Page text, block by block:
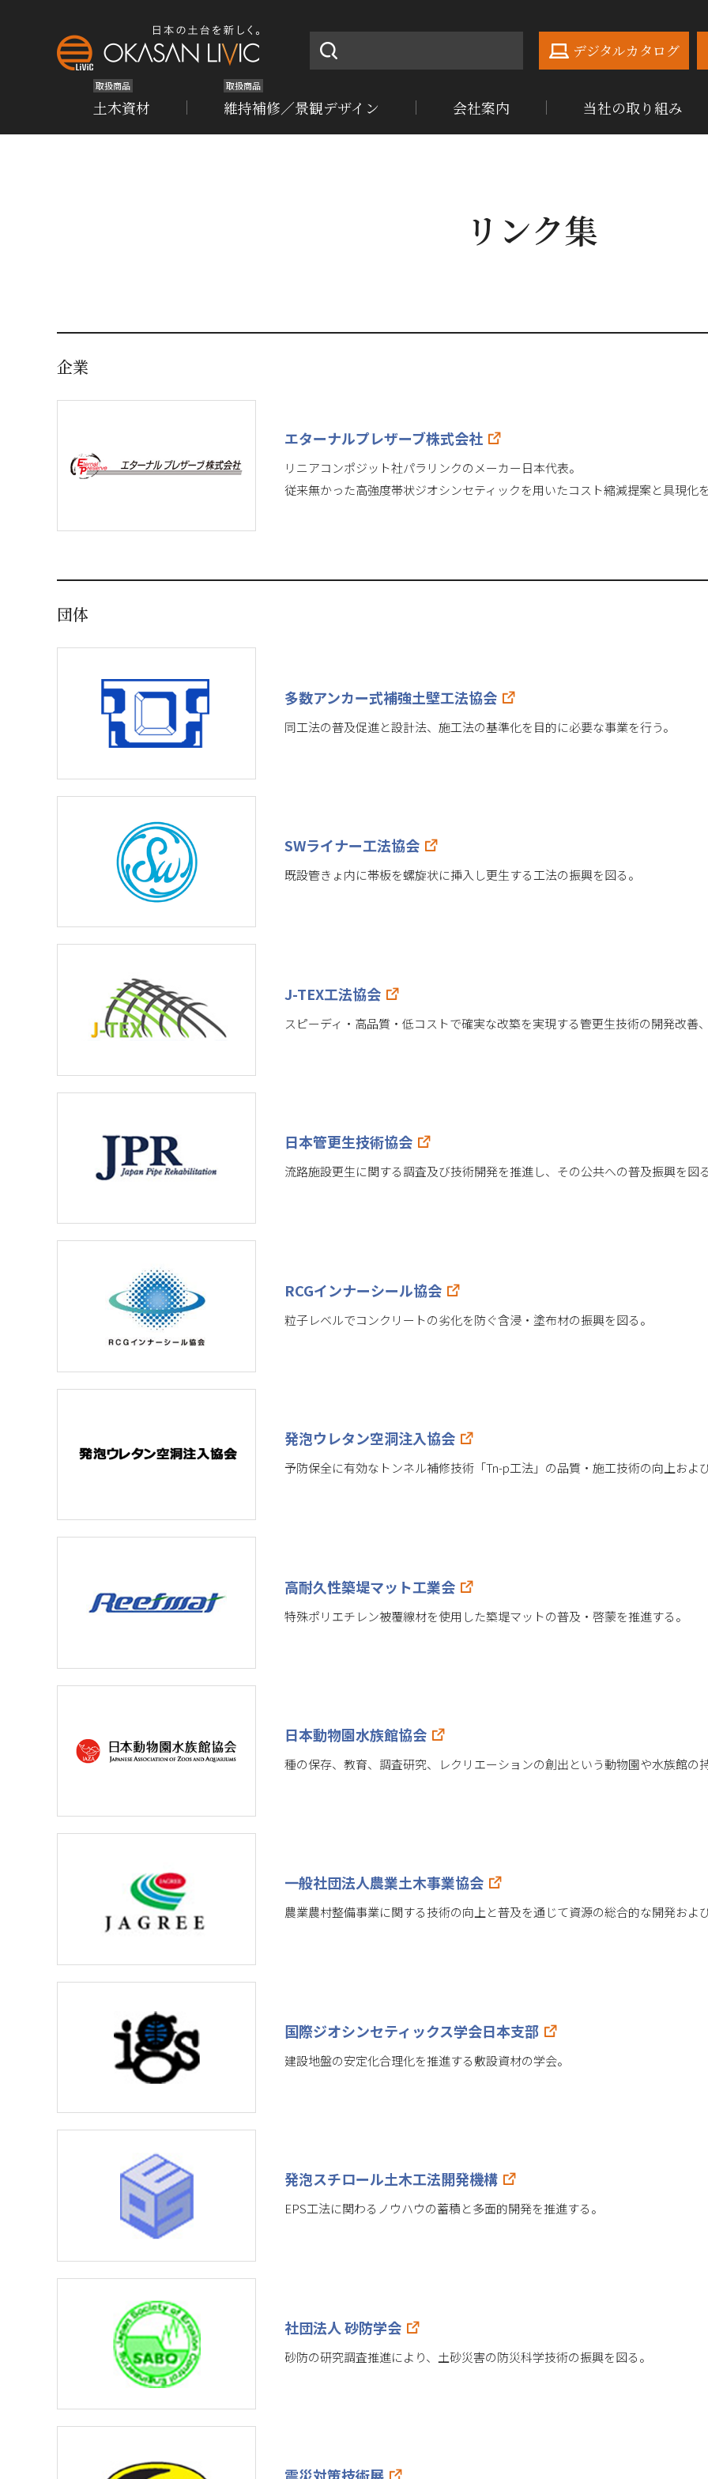
デジタルカタログ
取扱商品
土木資材
取扱商品
維持補修／景観デザイン 会社案内 当社の取り組み
リンク集
企業
エターナルプレザーブ株式会社
リニアコンポジット社パラリンクのメーカー日本代表。
従来無かった高強度帯状ジオシンセティックを用いたコスト縮減提案と具現化を
団体
多数アンカー式補強土壁工法協会
同工法の普及促進と設計法、施工法の基準化を目的に必要な事業を行う。
SWライナー工法協会
既設管きょ内に帯板を螺旋状に挿入し更生する工法の振興を図る。
J-TEX工法協会
スピーディ・高品質・低コストで確実な改築を実現する管更生技術の開発改善
日本管更生技術協会
流路施設更生に関する調査及び技術開発を推進し、その公共への普及振興を図る
RCGインナーシール協会
粒子レベルでコンクリートの劣化を防ぐ含浸・塗布材の振興を図る。
発泡ウレタン空洞注入協会
予防保全に有効なトンネル補修技術「Tn-p工法」の品質・施工技術の向上およ
高耐久性築堤マット工業会
特殊ポリエチレン被覆線材を使用した築堤マットの普及・啓蒙を推進する。
日本動物園水族館協会
種の保存、教育、調査研究、レクリエーションの創出という動物園や水族館の
一般社団法人農業土木事業協会
農業農村整備事業に関する技術の向上と普及を通じて資源の総合的な開発およ
国際ジオシンセティックス学会日本支部
建設地盤の安定化合理化を推進する敷設資材の学会。
発泡スチロール土木工法開発機構
EPS工法に関わるノウハウの蓄積と多面的開発を推進する。
社団法人 砂防学会
砂防の研究調査推進により、土砂災害の防災科学技術の振興を図る。